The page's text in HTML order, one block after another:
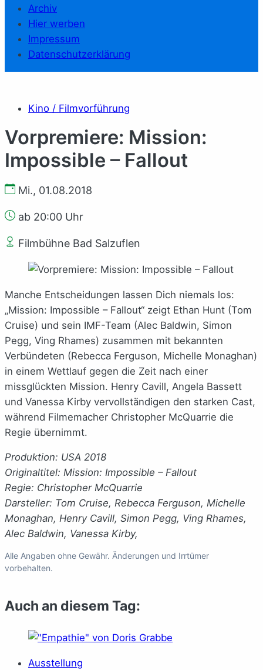
Archiv
Hier werben
Impressum
Datenschutzerklärung
Kino / Filmvorführung
Vorpremiere: Mission:
Impossible – Fallout
Mi., 01.08.2018
ab 20:00 Uhr
Filmbühne Bad Salzuflen
Manche Entscheidungen lassen Dich niemals los:
„Mission: Impossible – Fallout“ zeigt Ethan Hunt (Tom
Cruise) und sein IMF-Team (Alec Baldwin, Simon
Pegg, Ving Rhames) zusammen mit bekannten
Verbündeten (Rebecca Ferguson, Michelle Monaghan)
in einem Wettlauf gegen die Zeit nach einer
missglückten Mission. Henry Cavill, Angela Bassett
und Vanessa Kirby vervollständigen den starken Cast,
während Filmemacher Christopher McQuarrie die
Regie übernimmt.
Produktion: USA 2018
Originaltitel: Mission: Impossible – Fallout
Regie: Christopher McQuarrie
Darsteller: Tom Cruise, Rebecca Ferguson, Michelle
Monaghan, Henry Cavill, Simon Pegg, Ving Rhames,
Alec Baldwin, Vanessa Kirby,
Alle Angaben ohne Gewähr. Änderungen und Irrtümer
vorbehalten.
Auch an diesem Tag:
Ausstellung